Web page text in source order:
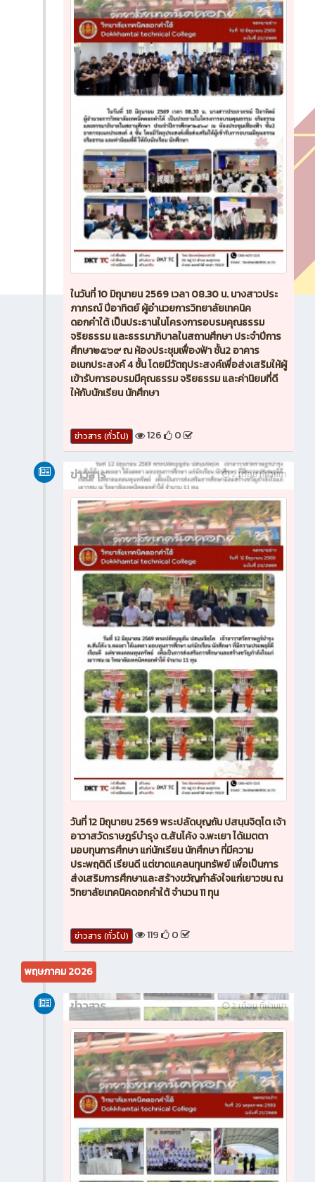
ในวันที่ 10 มิถุนายน 2569 เวลา 08.30 น. นางสาวประ
ภาภรณ์ ปีอาทิตย์ ผู้อำนวยการวิทยาลัยเทคนิค
ดอกคำใต้ เป็นประธานในโครงการอบรมคุณธรรม
จริยธรรม และธรรมาภิบาลในสถานศึกษา ประจำปีการ
ศึกษา๒๕๖๙ ณ ห้องประชุมเฟื่องฟ้า ชั้น2 อาคาร
อเนกประสงค์ 4 ชั้น โดยมีวัตถุประสงค์เพื่อส่งเสริมให้ผู้
เข้ารับการอบรมมีคุณธรรม จริยธรรม และค่านิยมที่ดี
ให้กับนักเรียน นักศึกษา
ข่าวสาร (ทั่วไป) 126 0
2 เดือน ที่ผ่านมา
ข่าวสาร
วันที่ 12 มิถุนายน 2569 พระปลัดบุญถัน ปสนฺนจิตฺโต เจ้า
อาวาสวัดราษฎร์บำรุง ต.สันโค้ง จ.พะเยา ได้เมตตา
มอบทุนการศึกษา แก่นักเรียน นักศึกษา ที่มีความ
ประพฤติดี เรียนดี แต่ขาดแคลนทุนทรัพย์ เพื่อเป็นการ
ส่งเสริมการศึกษาและสร้างขวัญกำลังใจแก่เยาวชน ณ
วิทยาลัยเทคนิคดอกคำใต้ จำนวน 11 ทุน
ข่าวสาร (ทั่วไป) 119 0
พฤษภาคม 2026
2 เดือน ที่ผ่านมา
ข่าวสาร